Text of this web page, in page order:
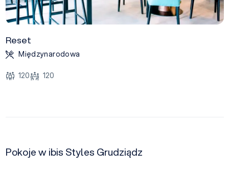
Reset
Międzynarodowa
120 120
Pokoje w ibis Styles Grudziądz